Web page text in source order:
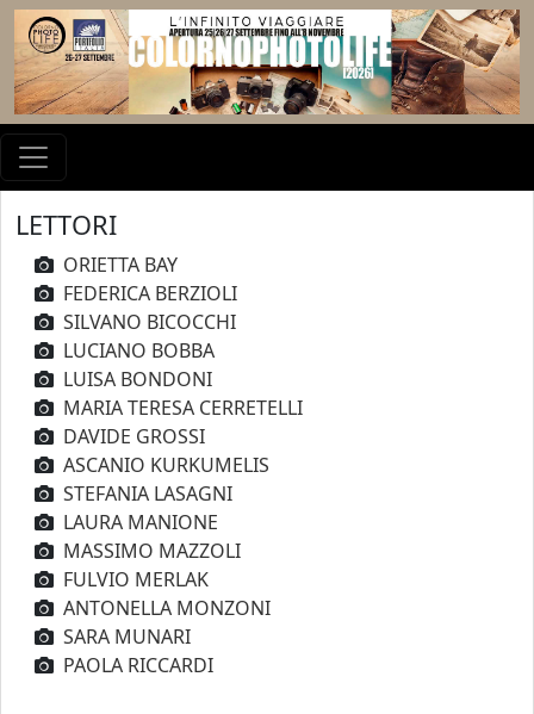
LETTORI
ORIETTA BAY
FEDERICA BERZIOLI
SILVANO BICOCCHI
LUCIANO BOBBA
LUISA BONDONI
MARIA TERESA CERRETELLI
DAVIDE GROSSI
ASCANIO KURKUMELIS
STEFANIA LASAGNI
LAURA MANIONE
MASSIMO MAZZOLI
FULVIO MERLAK
ANTONELLA MONZONI
SARA MUNARI
PAOLA RICCARDI